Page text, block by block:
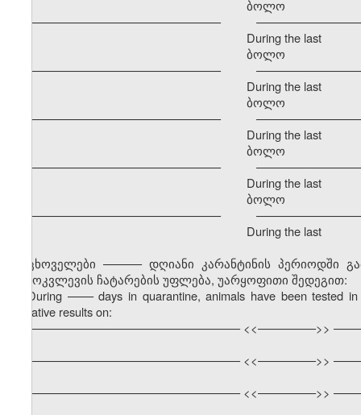
ბოლო
––––––––––––––––––––––––––––––
During the last
ბოლო
––––––––––––––––––––––––––––––
During the last
ბოლო
––––––––––––––––––––––––––––––
During the last
ბოლო
––––––––––––––––––––––––––––––
During the last
ბოლო
––––––––––––––––––––––––––––––
During the last
ცხოველები –––––– დღიანი კარანტინის პერიოდში
გამოკვლევის ჩატარების უფლება, უარყოფითი შედეგით:
During ––––days in quarantine, animals have been tested
negative results on:
––––––––––––––––––––––––––––––––– <<–––––––––>>
––––––––––––––––––––––––––––––––– <<–––––––––>>
––––––––––––––––––––––––––––––––– <<–––––––––>>